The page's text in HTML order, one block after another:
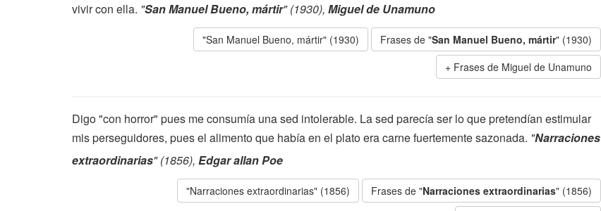
vivir con ella. "San Manuel Bueno, mártir" (1930), Miguel de Unamuno
"San Manuel Bueno, mártir" (1930) Frases de "San Manuel Bueno, mártir" (1930)
Frases de Miguel de Unamuno
Digo "con horror" pues me consumía una sed intolerable. La sed parecía ser lo que pretendían estimular
mis perseguidores, pues el alimento que había en el plato era carne fuertemente sazonada. "Narraciones
extraordinarias" (1856), Edgar allan Poe
"Narraciones extraordinarias" (1856) Frases de "Narraciones extraordinarias" (1856)